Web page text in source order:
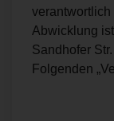
verantwortlich
Abwicklung
Sandhofer
Folgenden